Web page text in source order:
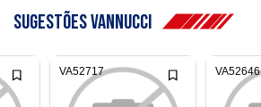
Sugestões Vannucci
VA52717 VA52646